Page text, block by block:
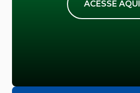
ACESSE AQUI